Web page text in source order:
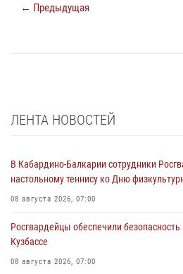
← Предыдущая
ЛЕНТА НОВОСТЕЙ
В Кабардино-Балкарии сотрудники
настольному теннису ко Дню
08 августа 2026, 07:00
Росгвардейцы обеспечили
Кузбассе
08 августа 2026, 07:00